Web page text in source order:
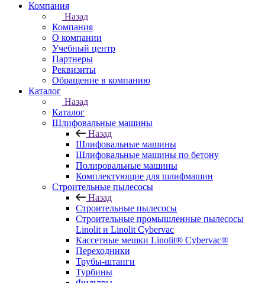
Компания
Назад
Компания
О компании
Учебный центр
Партнеры
Реквизиты
Обращение в компанию
Каталог
Назад
Каталог
Шлифовальные машины
Назад
Шлифовальные машины
Шлифовальные машины по бетону
Полировальные машины
Комплектующие для шлифмашин
Строительные пылесосы
Назад
Строительные пылесосы
Строительные промышленные пылесосы
Linolit и Linolit Cybervac
Кассетные мешки Linolit® Cybervac®
Переходники
Трубы-штанги
Турбины